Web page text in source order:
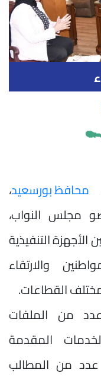
محافظ بورسعيد،
مجلس النواب،
التنفيذية
والارتقاء
القطاعات.
من الملفات
المقدمة
عدد من المطالب